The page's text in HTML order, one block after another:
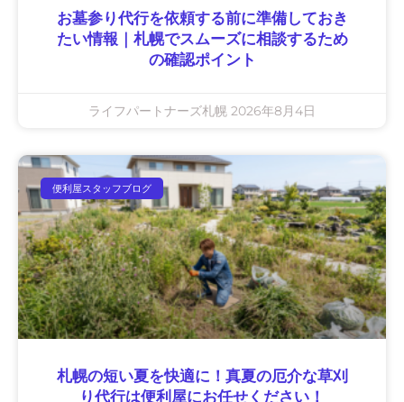
お墓参り代行を依頼する前に準備しておき
たい情報｜札幌でスムーズに相談するため
の確認ポイント
ライフパートナーズ札幌 2026年8月4日
便利屋スタッフブログ
札幌の短い夏を快適に！真夏の厄介な草刈
り代行は便利屋にお任せください！